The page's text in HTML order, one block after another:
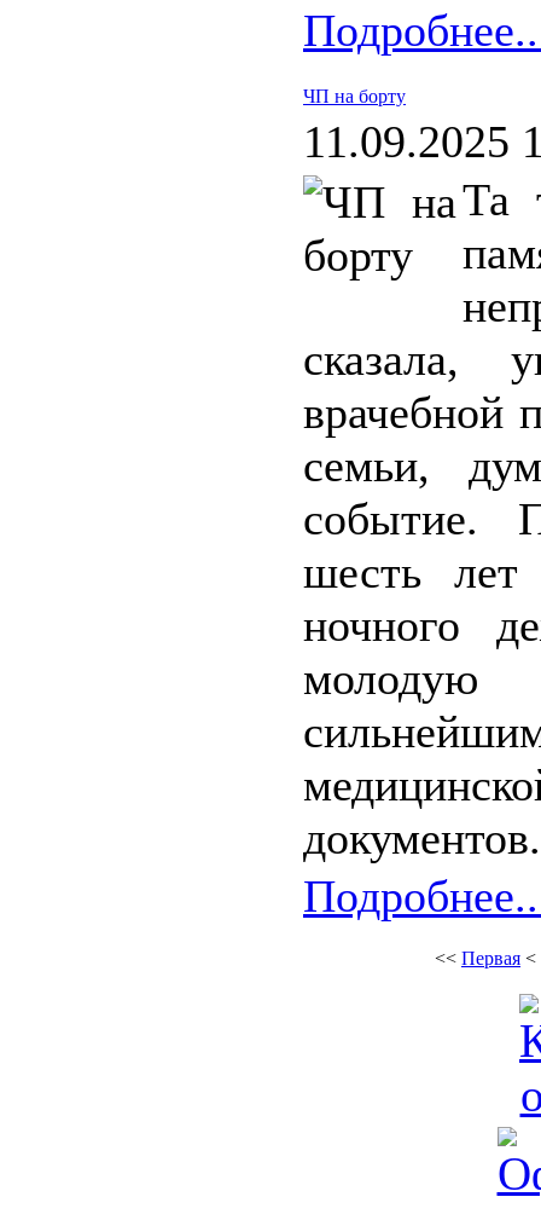
ЧП на борту
11.09.2025
Та
сказала,
врачебной
семьи,
событие.
шесть лет
ночного
документов.
<< Первая <